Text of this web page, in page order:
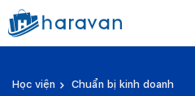
Học viện Chuẩn bị kinh doanh